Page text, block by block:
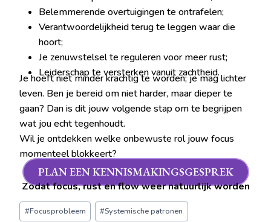
Belemmerende overtuigingen te ontrafelen;
Verantwoordelijkheid terug te leggen waar die
hoort;
Je zenuwstelsel te reguleren voor meer rust;
Leiderschap te versterken vanuit zachtheid.
Je hoeft niet minder krachtig te worden; je mag lichter
leven. Ben je bereid om niet harder, maar dieper te
gaan? Dan is dit jouw volgende stap om te begrijpen
wat jou echt tegenhoudt.
Wil je ontdekken welke onbewuste rol jouw focus
momenteel blokkeert?
PLAN EEN KENNISMAKINGSGESPREK
Zodat focus, rust en flow weer natuurlijk worden
#Focusprobleem #Systemische patronen